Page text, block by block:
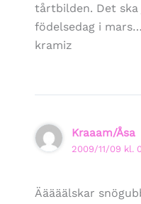
tårtbilden. Det
födelsedag i mars…
kramiz
Kraaam/Åsa
2009/11/09 kl.
Ääääälskar